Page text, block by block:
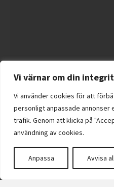
Vi värnar om din
Vi använder cookies för att
personligt anpassade annonser
trafik. Genom att klicka på
användning av cookies.
Anpassa Avvisa